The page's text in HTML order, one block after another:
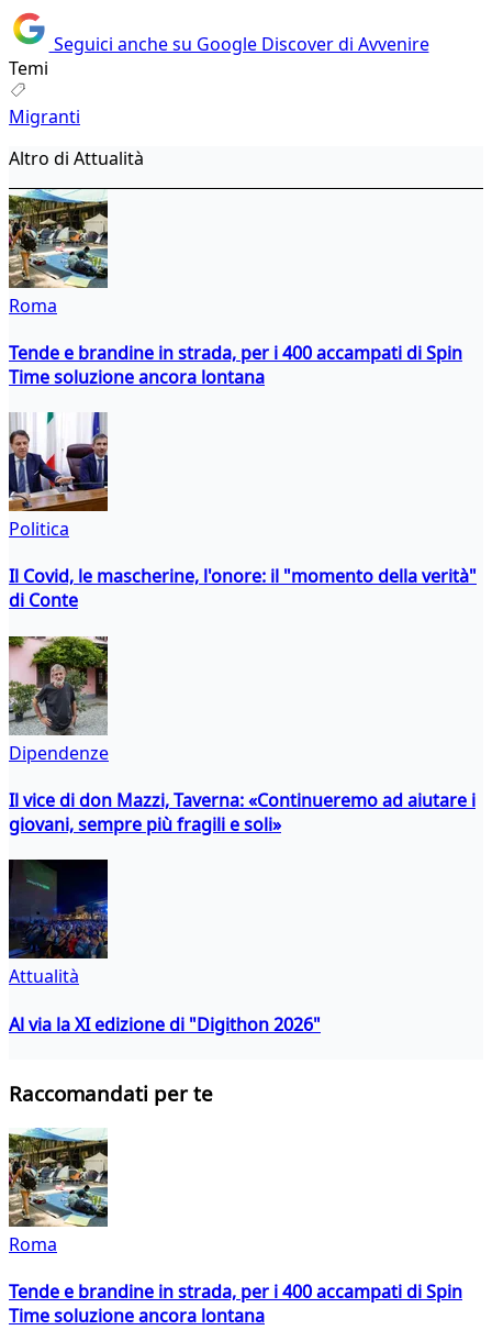
Seguici anche su Google Discover di Avvenire
Temi
Migranti
Altro di Attualità
Roma
Tende e brandine in strada, per i 400 accampati di Spin
Time soluzione ancora lontana
Politica
Il Covid, le mascherine, l'onore: il "momento della verità"
di Conte
Dipendenze
Il vice di don Mazzi, Taverna: «Continueremo ad aiutare i
giovani, sempre più fragili e soli»
Attualità
Al via la XI edizione di "Digithon 2026"
Raccomandati per te
Roma
Tende e brandine in strada, per i 400 accampati di Spin
Time soluzione ancora lontana